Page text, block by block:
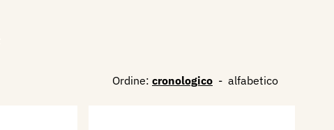
Ordine: cronologico - alfabetico